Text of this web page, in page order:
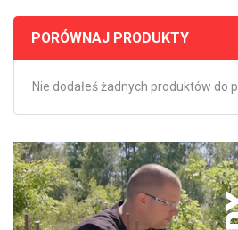
PORÓWNAJ PRODUKTY
Nie dodałeś żadnych produktów do